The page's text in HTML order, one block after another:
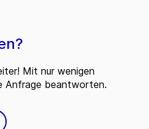
Mit nur wenigen
Anfrage beantworten.